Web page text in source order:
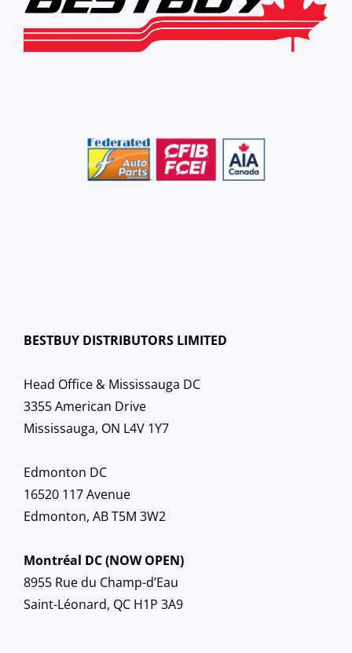
BESTBUY DISTRIBUTORS LIMITED
Head Office & Mississauga DC
3355 American Drive
Mississauga, ON L4V 1Y7
Edmonton DC
16520 117 Avenue
Edmonton, AB T5M 3W2
Montréal DC (NOW OPEN)
8955 Rue du Champ-d’Eau
Saint-Léonard, QC H1P 3A9